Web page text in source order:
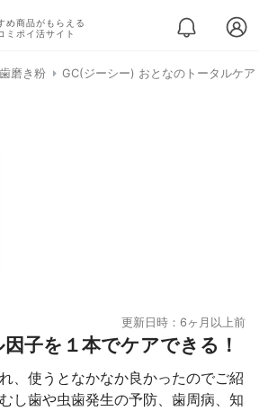
め商品がもらえる
ミポイ活サイト
歯磨き粉 GC(ジーシー) おとなのトータルケ
更新日時：6ヶ月以上前
子を１本でケアできる！
、使うとなかなか良かったのでご紹
し歯や虫歯発生の予防、歯周病、知